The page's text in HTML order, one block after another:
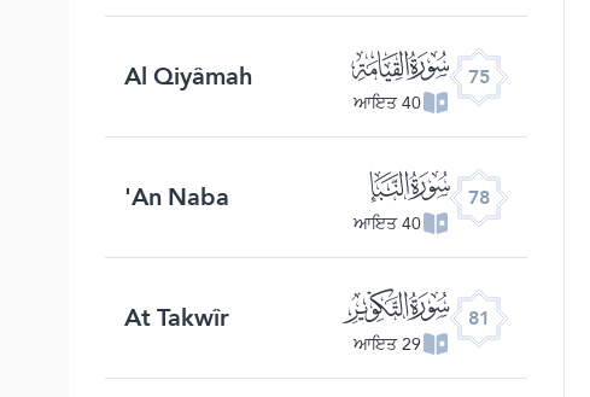
75 ﯸ
40 ਆਇਤ
Al Qiyâmah
78 ﯻ
40 ਆਇਤ
An Naba'
81 ﯾ
29 ਆਇਤ
At Takwîr